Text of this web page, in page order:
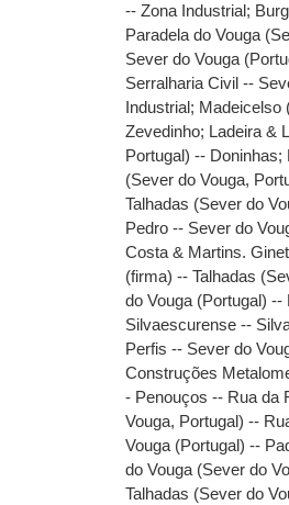
-- Zona Industrial;
Paradela do Vouga
Sever do Vouga
Serralharia Civil --
Industrial; Madeicelso
Zevedinho; Ladeira &
Portugal) -- Doninhas;
(Sever do Vouga,
Talhadas (Sever do
Pedro -- Sever do
Costa & Martins.
(firma) -- Talhadas
do Vouga (Portugal)
Silvaescurense --
Perfis -- Sever do
Construções
- Penouços -- Rua da
Vouga, Portugal) --
Vouga (Portugal) --
do Vouga (Sever do
Talhadas (Sever do